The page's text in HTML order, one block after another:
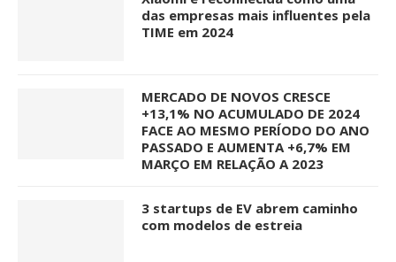
das empresas mais influentes pela
TIME em 2024
MERCADO DE NOVOS CRESCE
+13,1% NO ACUMULADO DE 2024
FACE AO MESMO PERÍODO DO ANO
PASSADO E AUMENTA +6,7% EM
MARÇO EM RELAÇÃO A 2023
3 startups de EV abrem caminho
com modelos de estreia